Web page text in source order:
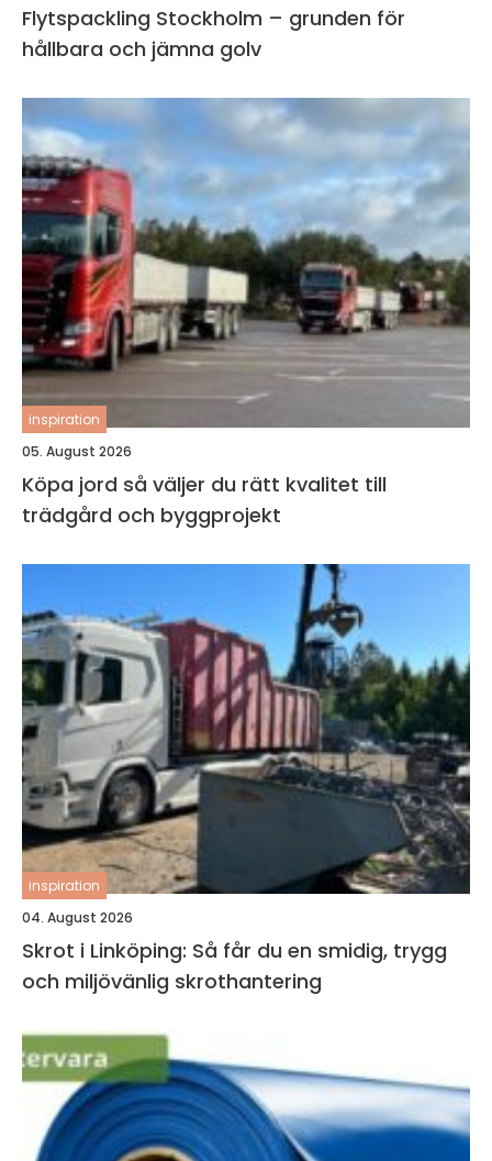
Flytspackling Stockholm – grunden för
hållbara och jämna golv
inspiration
05. August 2026
Köpa jord så väljer du rätt kvalitet till
trädgård och byggprojekt
inspiration
04. August 2026
Skrot i Linköping: Så får du en smidig, trygg
och miljövänlig skrothantering